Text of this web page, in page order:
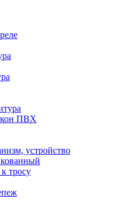
ПВХ
устройство
тросу